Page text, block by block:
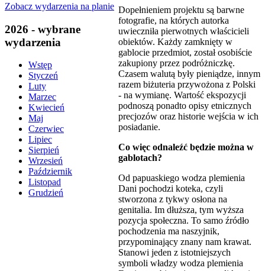
Zobacz wydarzenia na planie
2026 - wybrane
wydarzenia
Wstęp
Styczeń
Luty
Marzec
Kwiecień
Maj
Czerwiec
Lipiec
Sierpień
Wrzesień
Październik
Listopad
Grudzień
Dopełnieniem projektu są barwne
fotografie, na których autorka
uwieczniła pierwotnych właścicieli
obiektów. Każdy zamknięty w
gablocie przedmiot, został osobiście
zakupiony przez podróżniczkę.
Czasem walutą były pieniądze, innym
razem biżuteria przywożona z Polski
- na wymianę. Wartość ekspozycji
podnoszą ponadto opisy etnicznych
precjozów oraz historie wejścia w ich
posiadanie.
Co więc odnaleźć będzie można w
gablotach?
Od papuaskiego wodza plemienia
Dani pochodzi koteka, czyli
stworzona z tykwy osłona na
genitalia. Im dłuższa, tym wyższa
pozycja społeczna. To samo źródło
pochodzenia ma naszyjnik,
przypominający znany nam krawat.
Stanowi jeden z istotniejszych
symboli władzy wodza plemienia